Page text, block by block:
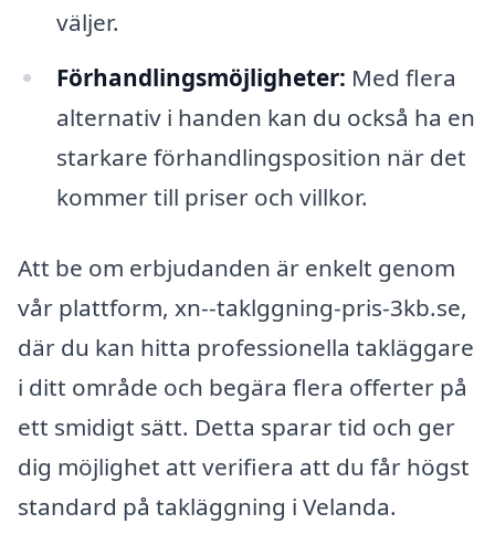
väljer.
Förhandlingsmöjligheter: Med flera
alternativ i handen kan du också ha en
starkare förhandlingsposition när det
kommer till priser och villkor.
Att be om erbjudanden är enkelt genom
vår plattform, xn--taklggning-pris-3kb.se,
där du kan hitta professionella takläggare
i ditt område och begära flera offerter på
ett smidigt sätt. Detta sparar tid och ger
dig möjlighet att verifiera att du får högst
standard på takläggning i Velanda.